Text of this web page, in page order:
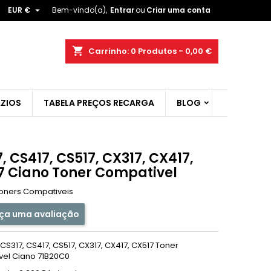
Bem-vindo(a), Entrarou Criar uma conta
EUR € 
shopping_cart Carrinho: 0 Produtos - 0,00 €
TABELA PREÇOS RECARGA BLOG
CS417, CS517, CX317, CX417,
Ciano Toner Compativel
Compativeis
uma avaliação
CS417, CS517, CX317, CX417, CX517 Toner
Ciano 71B20C0